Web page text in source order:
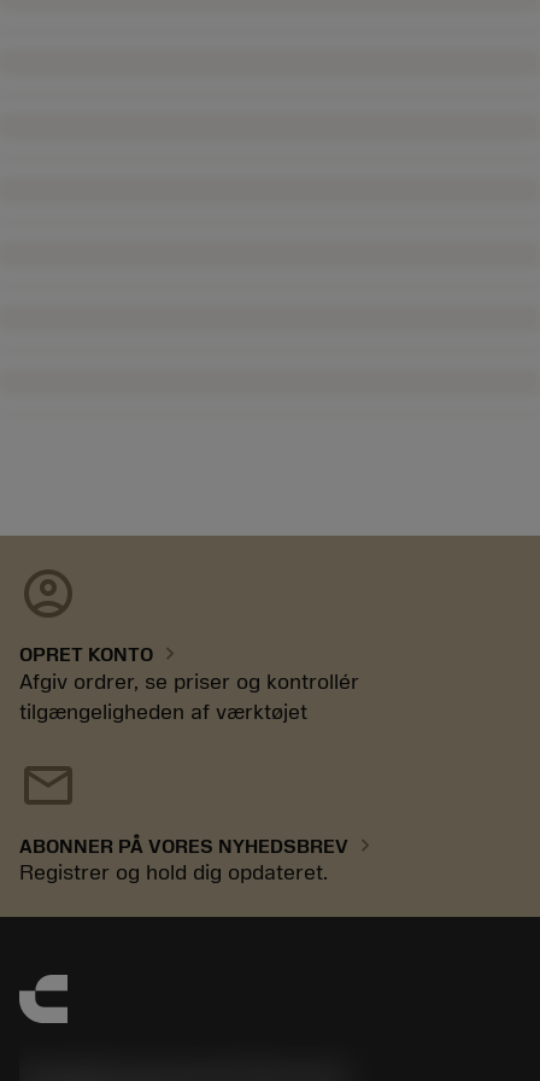
account_circle
OPRET KONTO chevron_right
Afgiv ordrer, se priser og kontrollér
tilgængeligheden af værktøjet
mail
ABONNER PÅ VORES NYHEDSBREV chevron_right
Registrer og hold dig opdateret.